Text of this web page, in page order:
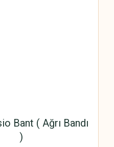
Bant ( Ağrı Bandı
)